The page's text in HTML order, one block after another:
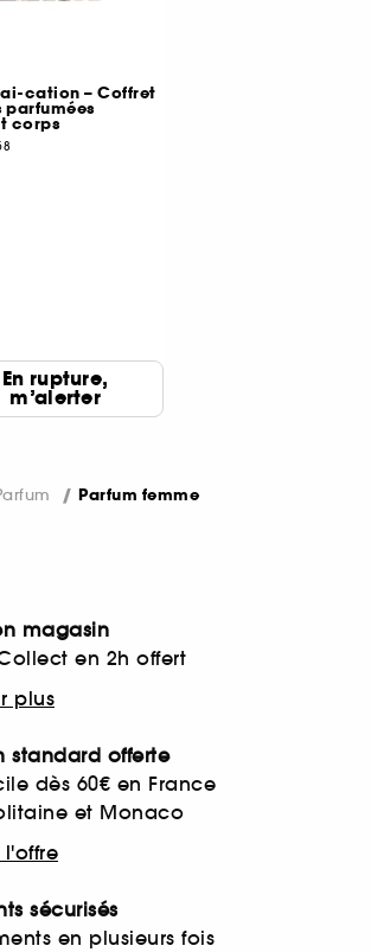
cation – Coffret
parfumées
corps
En rupture,
m’alerter
Parfum femme
magasin
en 2h offert
plus
standard offerte
dès 60€ en France
et Monaco
l'offre
sécurisés
en plusieurs fois